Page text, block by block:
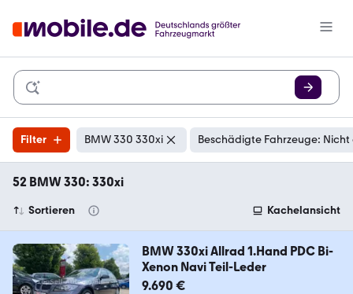
Filter BMW 330 330xi Beschädigte Fahrzeuge: Nicht
52 BMW 330: 330xi
Sortieren Kachelansicht
BMW 330xi Allrad 1.Hand PDC Bi-
Xenon Navi Teil-Leder
9.690 €